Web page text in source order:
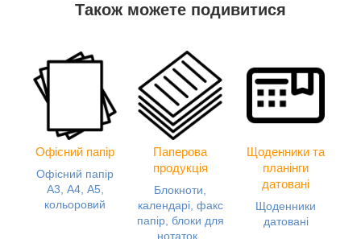
Також можете подивитися
Офісний папір
Офісний папір
А3, А4, А5,
кольоровий
Паперова
продукція
Блокноти,
календарі, факс
папір, блоки для
нотаток
Щоденники та
планінги
датовані
Щоденники
датовані